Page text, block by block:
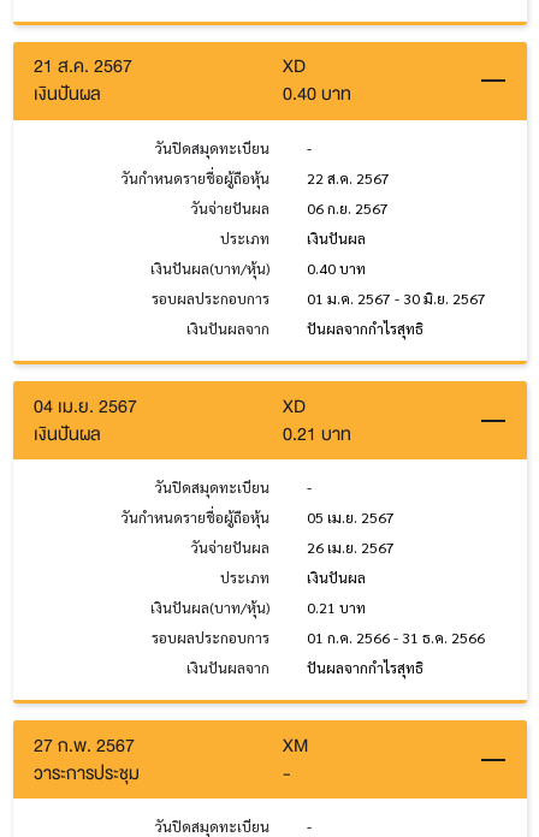
21 ส.ค. 2567
XD
เงินปันผล
0.40 บาท
วันปิดสมุดทะเบียน
-
วันกำหนดรายชื่อผู้ถือหุ้น
22 ส.ค. 2567
วันจ่ายปันผล
06 ก.ย. 2567
ประเภท
เงินปันผล
เงินปันผล(บาท/หุ้น)
0.40 บาท
รอบผลประกอบการ
01 ม.ค. 2567 - 30 มิ.ย. 2567
เงินปันผลจาก
ปันผลจากกำไรสุทธิ
04 เม.ย. 2567
XD
เงินปันผล
0.21 บาท
วันปิดสมุดทะเบียน
-
วันกำหนดรายชื่อผู้ถือหุ้น
05 เม.ย. 2567
วันจ่ายปันผล
26 เม.ย. 2567
ประเภท
เงินปันผล
เงินปันผล(บาท/หุ้น)
0.21 บาท
รอบผลประกอบการ
01 ก.ค. 2566 - 31 ธ.ค. 2566
เงินปันผลจาก
ปันผลจากกำไรสุทธิ
27 ก.พ. 2567
XM
วาระการประชุม
-
วันปิดสมุดทะเบียน -